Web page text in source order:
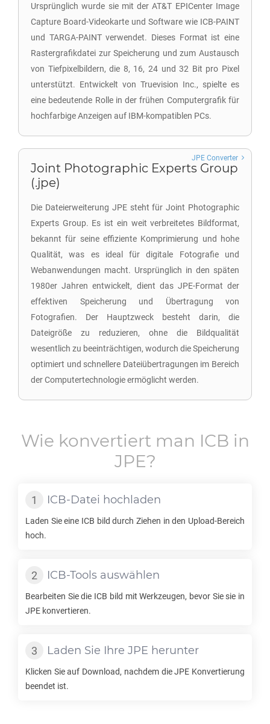
Ursprünglich wurde sie mit der AT&T EPICenter Image
Capture Board-Videokarte und Software wie ICB-PAINT
und TARGA-PAINT verwendet. Dieses Format ist eine
Rastergrafikdatei zur Speicherung und zum Austausch
von Tiefpixelbildern, die 8, 16, 24 und 32 Bit pro Pixel
unterstützt. Entwickelt von Truevision Inc., spielte es
eine bedeutende Rolle in der frühen Computergrafik für
hochfarbige Anzeigen auf IBM-kompatiblen PCs.
Joint Photographic Experts Group
(.jpe)
Die Dateierweiterung JPE steht für Joint Photographic
Experts Group. Es ist ein weit verbreitetes Bildformat,
bekannt für seine effiziente Komprimierung und hohe
Qualität, was es ideal für digitale Fotografie und
Webanwendungen macht. Ursprünglich in den späten
1980er Jahren entwickelt, dient das JPE-Format der
effektiven Speicherung und Übertragung von
Fotografien. Der Hauptzweck besteht darin, die
Dateigröße zu reduzieren, ohne die Bildqualität
wesentlich zu beeinträchtigen, wodurch die Speicherung
optimiert und schnellere Dateiübertragungen im Bereich
der Computertechnologie ermöglicht werden.
JPE Converter
Wie konvertiert man ICB in
JPE?
ICB-Datei hochladen
Laden Sie eine ICB bild durch Ziehen in den Upload-Bereich
hoch.
ICB-Tools auswählen
Bearbeiten Sie die ICB bild mit Werkzeugen, bevor Sie sie in
JPE konvertieren.
Laden Sie Ihre JPE herunter
Klicken Sie auf Download, nachdem dieJPE Konvertierung
beendet ist.